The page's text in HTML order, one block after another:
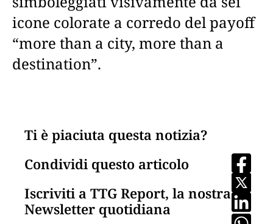
icone colorate a corredo del payoff
“more than a city, more than a
destination”.
Ti è piaciuta questa notizia?
Condividi questo articolo
Iscriviti a TTG Report, la nostra
Newsletter quotidiana